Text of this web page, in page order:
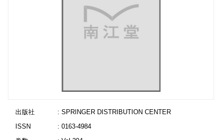
出版社
: SPRINGER DISTRIBUTION CENTER
ISSN
: 0163-4984